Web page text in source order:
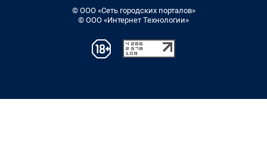
© ООО «Сеть городских порталов»
© ООО «Интернет Технологии»